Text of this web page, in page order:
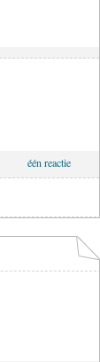
één reactie